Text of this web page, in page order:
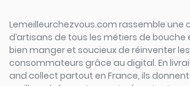
Lemeilleurchezvous.com rassemble une
d’artisans de tous les métiers de bouche
bien manger et soucieux de réinventer
consommateurs grâce au digital. En
and collect partout en France, ils